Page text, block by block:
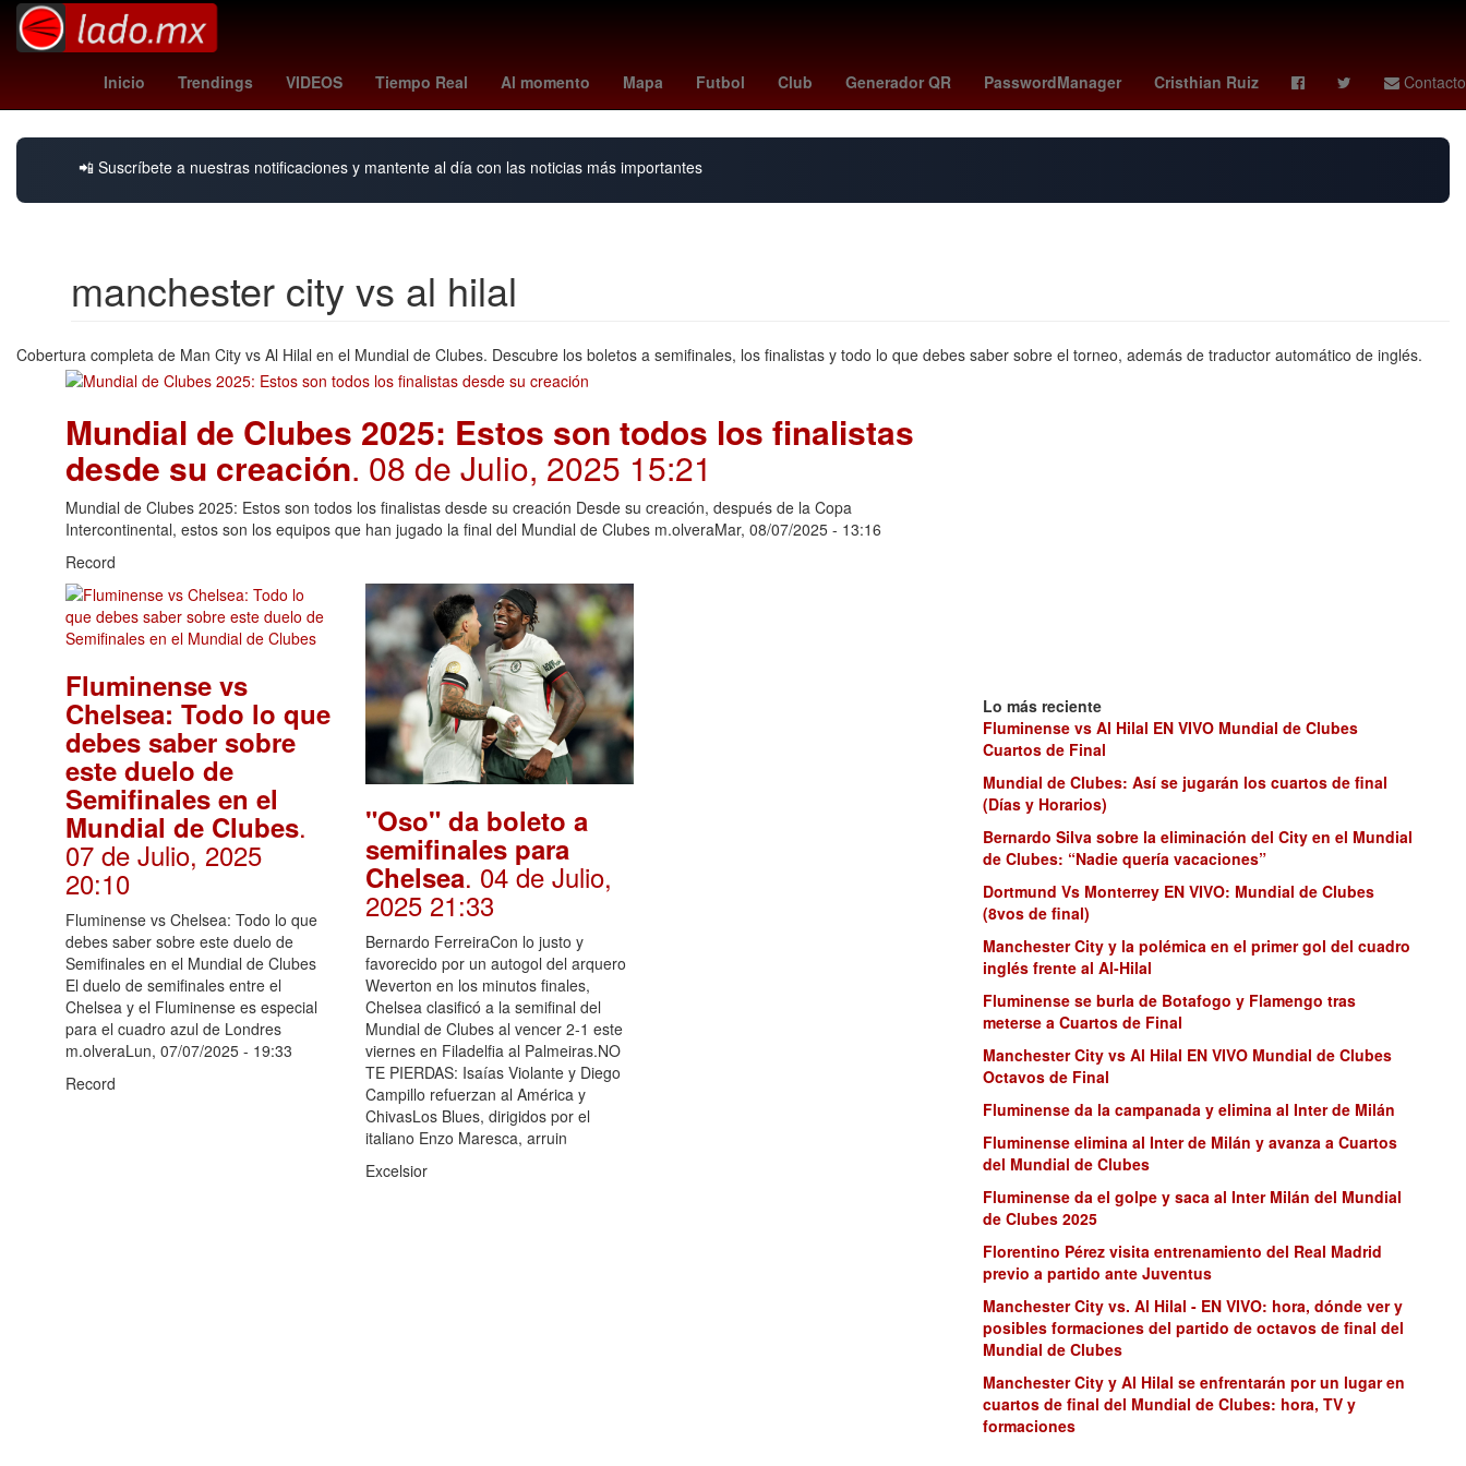
Inicio Trendings VIDEOS Tiempo Real Al momento Mapa Futbol Club Generador QR PasswordManager Cristhian Ruiz Contacto
clima nuevo laredo botafogo - fluminense Victor Guzmán Jorge Rodríguez américa - cruz azul tudn en vivo necaxa vs pumas femenil sparta rotterdam - feyenoord celtics Elliot Page
📲 Suscríbete a nuestras notificaciones y mantente al día con las noticias más importantes
manchester city vs al hilal
Cobertura completa de Man City vs Al Hilal en el Mundial de Clubes. Descubre los boletos a semifinales, los finalistas y todo lo que debes saber sobre el torneo, además de traductor automático de inglés.
Mundial de Clubes 2025: Estos son todos los finalistas
desde su creación. 08 de Julio, 2025 15:21
Mundial de Clubes 2025: Estos son todos los finalistas desde su creación Desde su creación, después de la Copa
Intercontinental, estos son los equipos que han jugado la final del Mundial de Clubes m.olveraMar, 08/07/2025 - 13:16
Record
Fluminense vs
Chelsea: Todo lo que
debes saber sobre
este duelo de
Semifinales en el
Mundial de Clubes.
07 de Julio, 2025
20:10
Fluminense vs Chelsea: Todo lo que
debes saber sobre este duelo de
Semifinales en el Mundial de Clubes
El duelo de semifinales entre el
Chelsea y el Fluminense es especial
para el cuadro azul de Londres
m.olveraLun, 07/07/2025 - 19:33
Record
"Oso" da boleto a
semifinales para
Chelsea. 04 de Julio,
2025 21:33
Bernardo FerreiraCon lo justo y
favorecido por un autogol del arquero
Weverton en los minutos finales,
Chelsea clasificó a la semifinal del
Mundial de Clubes al vencer 2-1 este
viernes en Filadelfia al Palmeiras.NO
TE PIERDAS: Isaías Violante y Diego
Campillo refuerzan al América y
ChivasLos Blues, dirigidos por el
italiano Enzo Maresca, arruin
Excelsior
Lo más reciente
Fluminense vs Al Hilal EN VIVO Mundial de Clubes
Cuartos de Final
Mundial de Clubes: Así se jugarán los cuartos de final
(Días y Horarios)
Bernardo Silva sobre la eliminación del City en el Mundial
de Clubes: “Nadie quería vacaciones”
Dortmund Vs Monterrey EN VIVO: Mundial de Clubes
(8vos de final)
Manchester City y la polémica en el primer gol del cuadro
inglés frente al Al-Hilal
Fluminense se burla de Botafogo y Flamengo tras
meterse a Cuartos de Final
Manchester City vs Al Hilal EN VIVO Mundial de Clubes
Octavos de Final
Fluminense da la campanada y elimina al Inter de Milán
Fluminense elimina al Inter de Milán y avanza a Cuartos
del Mundial de Clubes
Fluminense da el golpe y saca al Inter Milán del Mundial
de Clubes 2025
Florentino Pérez visita entrenamiento del Real Madrid
previo a partido ante Juventus
Manchester City vs. Al Hilal - EN VIVO: hora, dónde ver y
posibles formaciones del partido de octavos de final del
Mundial de Clubes
Manchester City y Al Hilal se enfrentarán por un lugar en
cuartos de final del Mundial de Clubes: hora, TV y
formaciones